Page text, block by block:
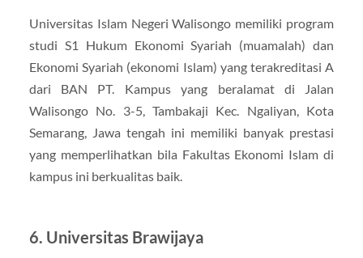
Universitas Islam Negeri Walisongo memiliki program
studi S1 Hukum Ekonomi Syariah (muamalah) dan
Ekonomi Syariah (ekonomi Islam) yang terakreditasi A
dari BAN PT. Kampus yang beralamat di Jalan
Walisongo No. 3-5, Tambakaji Kec. Ngaliyan, Kota
Semarang, Jawa tengah ini memiliki banyak prestasi
yang memperlihatkan bila Fakultas Ekonomi Islam di
kampus ini berkualitas baik.
6. Universitas Brawijaya